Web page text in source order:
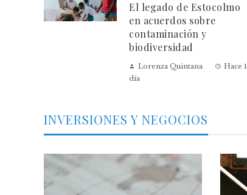
El legado de Estocolmo
en acuerdos sobre
contaminación y
biodiversidad
Lorenza Quintana
Hace 1
día
INVERSIONES Y NEGOCIOS